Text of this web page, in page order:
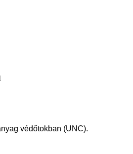
védőtokban (UNC).